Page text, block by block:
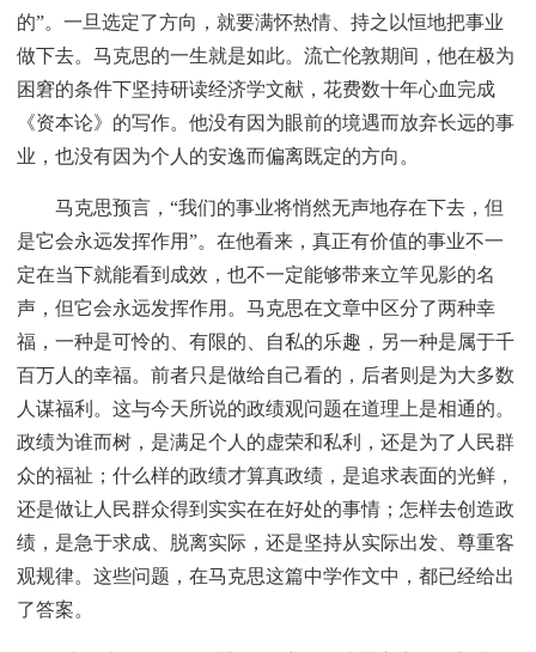
的”。一旦选定了方向，就要满怀热情、持之以恒地把事业
做下去。马克思的一生就是如此。流亡伦敦期间，他在极为
困窘的条件下坚持研读经济学文献，花费数十年心血完成
《资本论》的写作。他没有因为眼前的境遇而放弃长远的事
业，也没有因为个人的安逸而偏离既定的方向。
马克思预言，“我们的事业将悄然无声地存在下去，但
是它会永远发挥作用”。在他看来，真正有价值的事业不一
定在当下就能看到成效，也不一定能够带来立竿见影的名
声，但它会永远发挥作用。马克思在文章中区分了两种幸
福，一种是可怜的、有限的、自私的乐趣，另一种是属于千
百万人的幸福。前者只是做给自己看的，后者则是为大多数
人谋福利。这与今天所说的政绩观问题在道理上是相通的。
政绩为谁而树，是满足个人的虚荣和私利，还是为了人民群
众的福祉；什么样的政绩才算真政绩，是追求表面的光鲜，
还是做让人民群众得到实实在在好处的事情；怎样去创造政
绩，是急于求成、脱离实际，还是坚持从实际出发、尊重客
观规律。这些问题，在马克思这篇中学作文中，都已经给出
了答案。